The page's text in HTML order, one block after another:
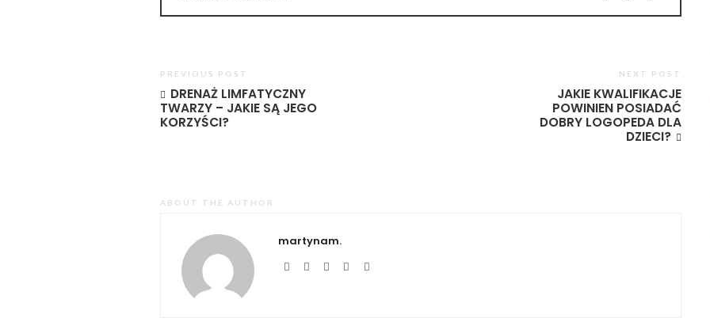
PREVIOUS POST
DRENAŻ LIMFATYCZNY
TWARZY – JAKIE SĄ JEGO
KORZYŚCI?
NEXT POST
JAKIE KWALIFIKACJE
POWINIEN POSIADAĆ
DOBRY LOGOPEDA DLA
DZIECI?
ABOUT THE AUTHOR
martynam.